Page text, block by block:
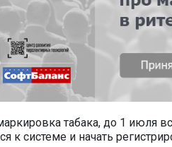
табака, до 1 июля
к системе и начать